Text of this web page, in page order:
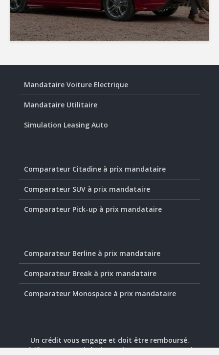
Mandataire Voiture Electrique
Mandataire Utilitaire
Simulation Leasing Auto
Comparateur Citadine à prix mandataire
Comparateur SUV à prix mandataire
Comparateur Pick-up à prix mandataire
Comparateur Berline à prix mandataire
Comparateur Break à prix mandataire
Comparateur Monospace à prix mandataire
Un crédit vous engage et doit être remboursé.
Vérifiez vos capacités de remboursement avant de